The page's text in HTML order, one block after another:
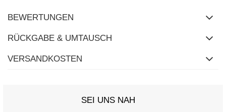
BEWERTUNGEN
RÜCKGABE & UMTAUSCH
VERSANDKOSTEN
SEI UNS NAH